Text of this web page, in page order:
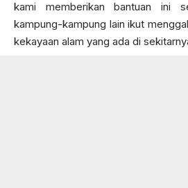
kami memberikan bantuan ini
kampung-kampung lain ikut
kekayaan alam yang ada di